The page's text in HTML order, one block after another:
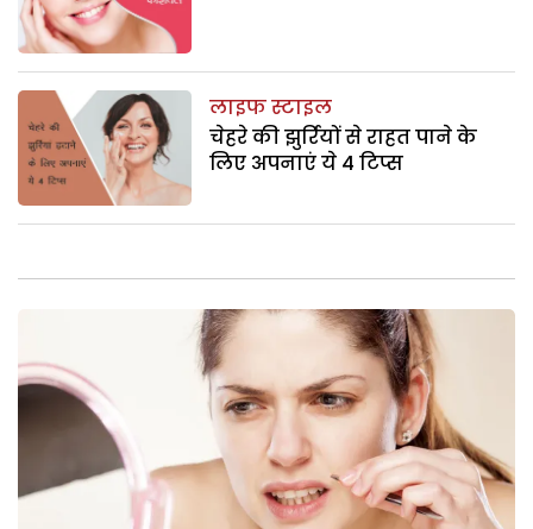
लाइफ स्टाइल
चेहरे की झुर्रियों से राहत पाने के
लिए अपनाएं ये 4 टिप्स